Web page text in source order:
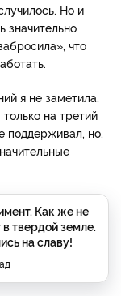
Но и
значительно
что
я не заметила,
на третий
поддерживал, но,
Как же не
твердой земле.
на славу!